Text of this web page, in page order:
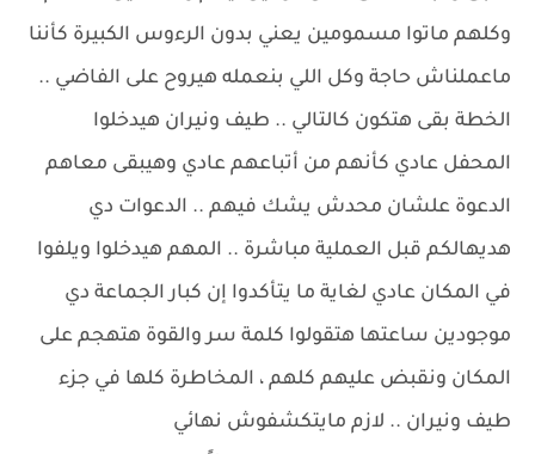
وكلهم ماتوا مسمومين يعني بدون الرءوس الكبيرة كأننا
ماعملناش حاجة وكل اللي بنعمله هيروح على الفاضي ..
الخطة بقى هتكون كالتالي .. طيف ونيران هيدخلوا
المحفل عادي كأنهم من أتباعهم عادي وهيبقى معاهم
الدعوة علشان محدش يشك فيهم .. الدعوات دي
هديهالكم قبل العملية مباشرة .. المهم هيدخلوا ويلفوا
في المكان عادي لغاية ما يتأكدوا إن كبار الجماعة دي
موجودين ساعتها هتقولوا كلمة سر والقوة هتهجم على
المكان ونقبض عليهم كلهم ، المخاطرة كلها في جزء
طيف ونيران .. لازم مايتكشفوش نهائي